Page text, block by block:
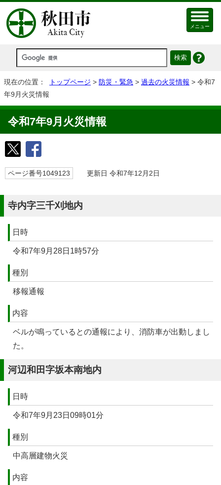
メニュー
現在の位置： トップページ > 防災・緊急 > 過去の火災情報 > 令和7
年9月火災情報
令和7年9月火災情報
ページ番号1049123 更新日 令和7年12月2日
寺内字三千刈地内
日時
令和7年9月28日1時57分
種別
移報通報
内容
ベルが鳴っているとの通報により、消防車が出動しまし
た。
河辺和田字坂本南地内
日時
令和7年9月23日09時01分
種別
中高層建物火災
内容